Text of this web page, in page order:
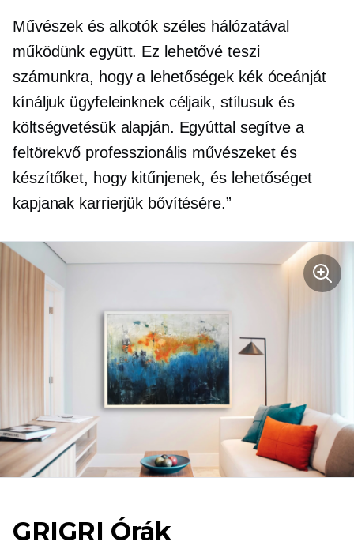
Művészek és alkotók széles hálózatával
működünk együtt. Ez lehetővé teszi
számunkra, hogy a lehetőségek kék óceánját
kínáljuk ügyfeleinknek céljaik, stílusuk és
költségvetésük alapján. Egyúttal segítve a
feltörekvő professzionális művészeket és
készítőket, hogy kitűnjenek, és lehetőséget
kapjanak karrierjük bővítésére.”
GRIGRI Órák